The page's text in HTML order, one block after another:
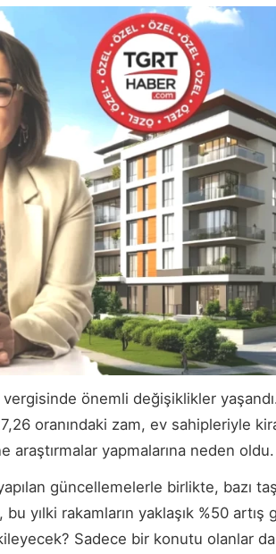
vergisinde önemli değişiklikler
oranındaki zam, ev sahipleriyle
araştırmalar yapmalarına neden oldu.
güncellemelerle birlikte, bazı
yılki rakamların yaklaşık %50
Sadece bir konutu olanlar